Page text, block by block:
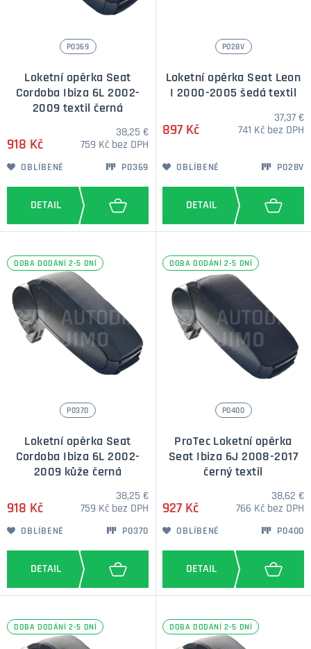
P0369
Loketní opěrka Seat
Cordoba Ibiza 6L 2002-
2009 textil černá
918 Kč
38,25 €
759 Kč bez DPH
OBLÍBENÉ P0369
P028V
Loketní opěrka Seat Leon
I 2000-2005 šedá textil
897 Kč
37,37 €
741 Kč bez DPH
OBLÍBENÉ P028V
DOBA DODÁNÍ 2-5 DNÍ
P0370
Loketní opěrka Seat
Cordoba Ibiza 6L 2002-
2009 kůže černá
918 Kč
38,25 €
759 Kč bez DPH
OBLÍBENÉ P0370
DOBA DODÁNÍ 2-5 DNÍ
P0400
ProTec Loketní opěrka
Seat Ibiza 6J 2008-2017
černý textil
927 Kč
38,62 €
766 Kč bez DPH
OBLÍBENÉ P0400
DOBA DODÁNÍ 2-5 DNÍ DOBA DODÁNÍ 2-5 DNÍ